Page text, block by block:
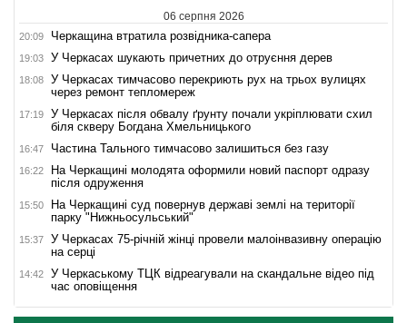
06 серпня 2026
20:09 Черкащина втратила розвідника-сапера
19:03 У Черкасах шукають причетних до отруєння дерев
18:08
У Черкасах тимчасово перекриють рух на трьох вулицях
через ремонт тепломереж
17:19
У Черкасах після обвалу ґрунту почали укріплювати схил
біля скверу Богдана Хмельницького
16:47 Частина Тального тимчасово залишиться без газу
16:22
На Черкащині молодята оформили новий паспорт одразу
після одруження
15:50
На Черкащині суд повернув державі землі на території
парку "Нижньосульський"
15:37
У Черкасах 75-річній жінці провели малоінвазивну операцію
на серці
14:42
У Черкаському ТЦК відреагували на скандальне відео під
час оповіщення